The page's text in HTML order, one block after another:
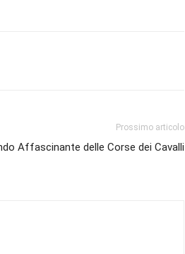
Prossimo articolo
Affascinante delle Corse dei Cavalli